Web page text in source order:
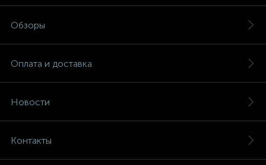
Обзоры
Оплата и доставка
Новости
Контакты